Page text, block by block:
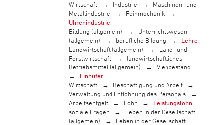
Wirtschaft
Industrie
Maschinen- und
Metallindustrie
Feinmechanik
Uhrenindustrie
Bildung (allgemein)
Unterrichtswesen
(allgemein)
berufliche Bildung
Lehre
Landwirtschaft (allgemein)
Land- und
Forstwirtschaft
landwirtschaftliches
Betriebsmittel (allgemein)
Viehbestand
Einhufer
Wirtschaft
Beschäftigung und Arbeit
Verwaltung und Entlöhnung des Personals
Arbeitsentgelt
Lohn
Leistungslohn
soziale Fragen
Leben in der Gesellschaft
(allgemein)
Leben in der Gesellschaft